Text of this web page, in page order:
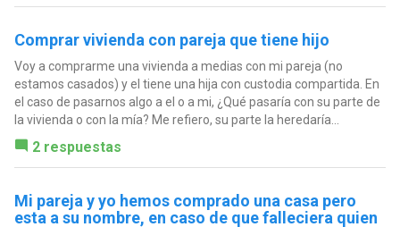
Comprar vivienda con pareja que tiene hijo
Voy a comprarme una vivienda a medias con mi pareja (no
estamos casados) y el tiene una hija con custodia compartida. En
el caso de pasarnos algo a el o a mi, ¿Qué pasaría con su parte de
la vivienda o con la mía? Me refiero, su parte la heredaría...
2 respuestas
Mi pareja y yo hemos comprado una casa pero
esta a su nombre, en caso de que falleciera quien